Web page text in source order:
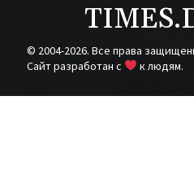
© 2004-2026. Все права
Cайт разработан с
к людям.